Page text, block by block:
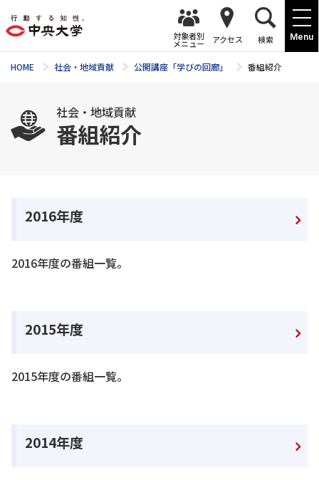
Menu
対象者別
メニュー アクセス 検索
HOME 社会・地域貢献 公開講座「学びの回廊」 番組紹介
社会・地域貢献
番組紹介
2016年度
2016年度の番組一覧。
2015年度
2015年度の番組一覧。
2014年度